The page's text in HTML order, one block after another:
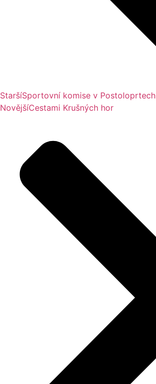
StaršíSportovní komise v Postoloprtech
NovějšíCestami Krušných hor